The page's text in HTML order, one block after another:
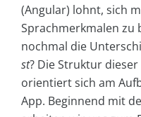
(Angular) lohnt, sich
Sprachmerkmalen zu
nochmal die
st? Die Struktur
orientiert sich am
App. Beginnend mit